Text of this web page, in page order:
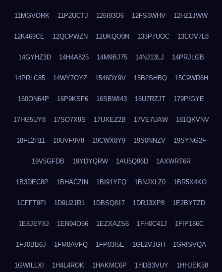
11MGVORK 11P2UCTJ 126I93O6 12FS3WHV 12HZ1JWW
12K469CE 12QCPWZN 12UKQO0N 133P7UOC 13COV7L8
14GYHZ3D 14H4A825 14M9BJ75 14NJ13LJ 14PRJLGB
14PRLC85 14WY7OYZ 1546DY9V 15B2SHBQ 15C9WR6H
160ON64P 16P9KSF6 16SBWI43 16U7RZJT 179PIGYE
17HG5UY8 17SO7X9S 17UXEZ2B 17VE7UAW 181QKVNV
18FL2H11 18UVF9V8 19CWX8Y9 19S0NNZV 19SYNG2F
19V5GFDB 19YDYQRW 1AU5Q96D 1AXWRT6R
1B3DEC8P 1BHACZIN 1BI91YFQ 1BNJXLZ0 1BR5X4KO
1CFFT9FI 1D9U2JR1 1DBSQ817 1DRJ3XP8 1E2BYTZD
1E8JEY8J 1EN94O56 1EZXAZS6 1FH0C41J 1FIP186C
1FJ0BB6J 1FM8AVFQ 1FP03I5E 1GL2VJGH 1GRISVQA
1GWILLXI 1H4L4ROK 1HAKMC6P 1HDB3VUY 1HHJEK58